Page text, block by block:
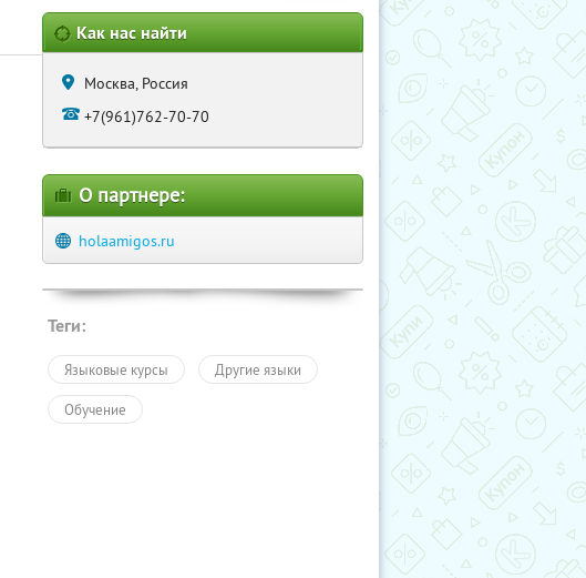
Как нас найти
Москва, Россия
+7(961)762-70-70
О партнере:
holaamigos.ru
Теги:
Языковые курсы Другие языки
Обучение